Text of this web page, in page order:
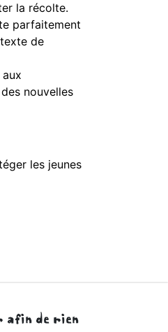
la récolte.
parfaitement
de
nouvelles
les jeunes
afin de rien